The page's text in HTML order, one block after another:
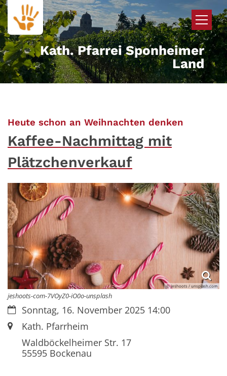
Zum Inhalt springen
Kath. Pfarrei Sponheimer
Land
Heute schon an Weihnachten denken
Kaffee-Nachmittag mit
Plätzchenverkauf
© Jeshoots / unsplash.com
jeshoots-com-7VOyZ0-iO0o-unsplash
Datum:Sonntag, 16. November 2025 14:00
Ort:Kath. Pfarrheim
Waldböckelheimer Str. 17
55595Bockenau